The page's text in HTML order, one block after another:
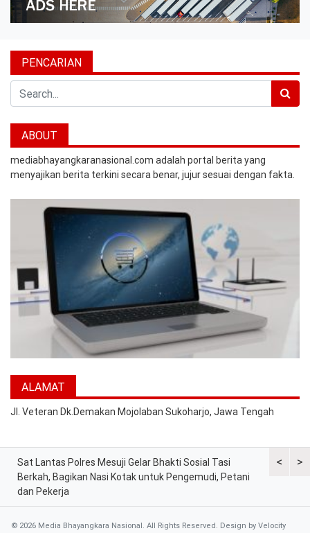
PENCARIAN
ABOUT
mediabhayangkaranasional.com adalah portal berita yang
menyajikan berita terkini secara benar, jujur sesuai dengan fakta.
ALAMAT
Jl. Veteran Dk.Demakan Mojolaban Sukoharjo, Jawa Tengah
<
Sat Lantas Polres Mesuji Gelar Bhakti Sosial Tasi
Berkah, Bagikan Nasi Kotak untuk Pengemudi, Petani
dan Pekerja
Kapolres
>
© 2026 Media Bhayangkara Nasional. All Rights Reserved. Design by Velocity